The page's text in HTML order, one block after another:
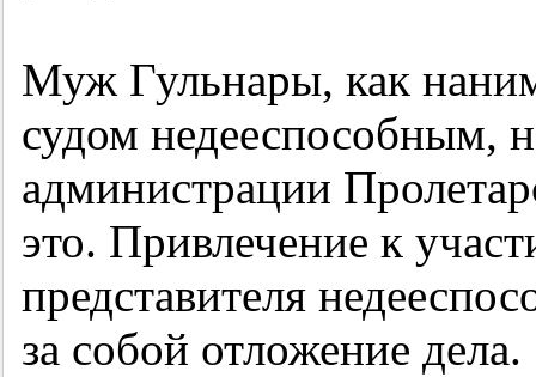
Муж Гульнары, как
судом недееспособным,
администрации
это. Привлечение к
представителя
за собой отложение дела.